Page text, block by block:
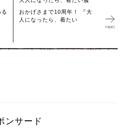
おかげさまで10周年！ 『大
人になったら、着たい
ンサード